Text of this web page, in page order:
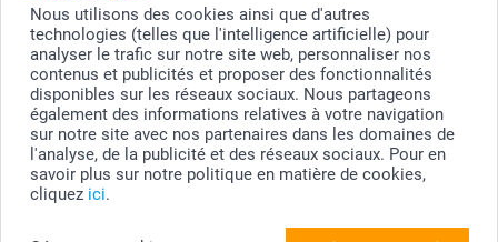
Nous utilisons des cookies ainsi que d'autres
technologies (telles que l'intelligence artificielle) pour
analyser le trafic sur notre site web, personnaliser nos
contenus et publicités et proposer des fonctionnalités
disponibles sur les réseaux sociaux. Nous partageons
également des informations relatives à votre navigation
sur notre site avec nos partenaires dans les domaines de
l'analyse, de la publicité et des réseaux sociaux. Pour en
savoir plus sur notre politique en matière de cookies,
cliquez ici.
Personnalisez votre Set de table en plastique
© smartphoto group. Tous droits réservés
smartphoto group SA.
Siège social : Kwatrechtsteenweg 160, 9230 Wetteren, Belgique
Numéro de TVA BE 0405.706.755
Numéro d'entreprise 0405.706.755.
Coordonnées bancaires: IBAN BE71 2850 2711 5569 - BIC: GEBABEBB